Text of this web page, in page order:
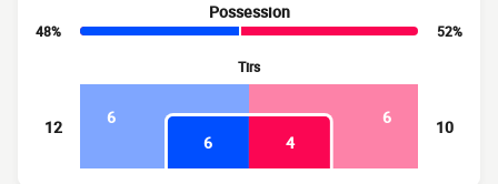
Possession
48%
52%
Tirs
12 6
6
6
4
10